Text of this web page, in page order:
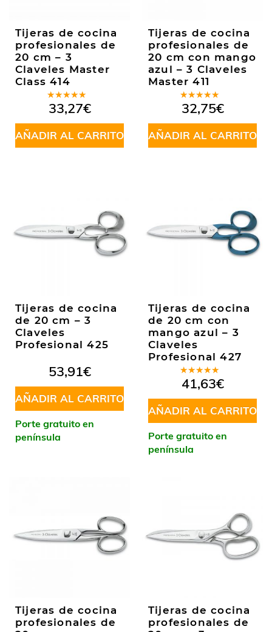
Tijeras de cocina
profesionales de
20 cm – 3
Claveles Master
Class 414
Valorado
en5.00de
5
33,27€
AÑADIR AL CARRITO
Tijeras de cocina
profesionales de
20 cm con mango
azul – 3 Claveles
Master 411
Valorado
en5.00de
5
32,75€
AÑADIR AL CARRITO
Tijeras de cocina
de 20 cm – 3
Claveles
Profesional 425
53,91€
AÑADIR AL CARRITO
Porte gratuito en
península
Tijeras de cocina
de 20 cm con
mango azul – 3
Claveles
Profesional 427
Valorado
en5.00de
5
41,63€
AÑADIR AL CARRITO
Porte gratuito en
península
Tijeras de cocina
profesionales de
Tijeras de cocina
profesionales de